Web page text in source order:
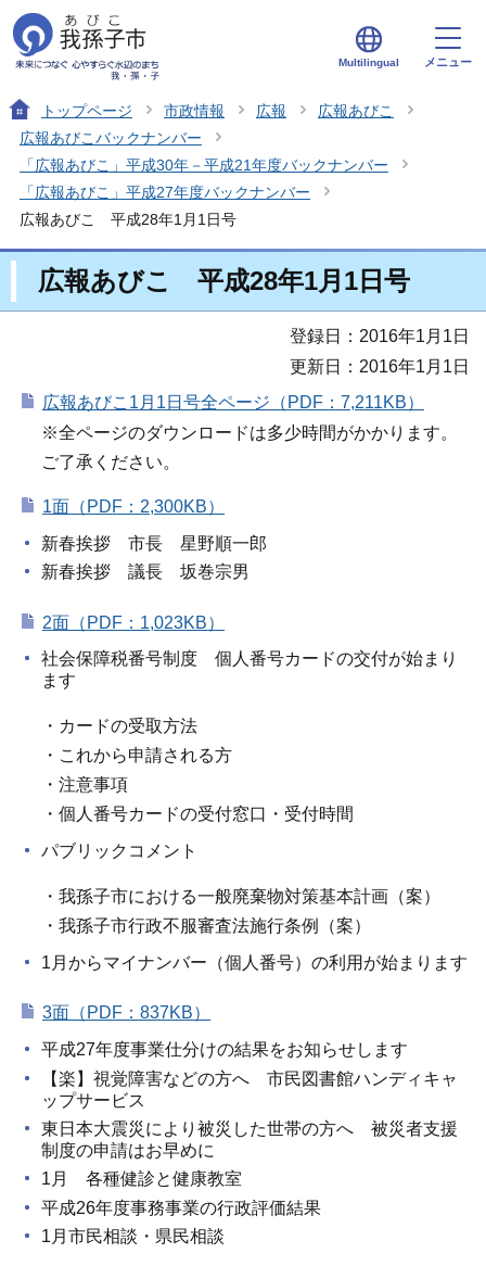
Multilingual メニュー
トップページ 市政情報 広報
広報あびこ
広報あびこバックナンバー
「広報あびこ」平成30年－平成21年度バックナンバー
「広報あびこ」平成27年度バックナンバー
広報あびこ 平成28年1月1日号
広報あびこ 平成28年1月1日号
登録日：2016年1月1日
更新日：2016年1月1日
広報あびこ1月1日号全ページ（PDF：7,211KB）
※全ページのダウンロードは多少時間がかかります。
ご了承ください。
1面（PDF：2,300KB）
新春挨拶 市長 星野順一郎
新春挨拶 議長 坂巻宗男
2面（PDF：1,023KB）
社会保障税番号制度 個人番号カードの交付が始まり
ます
・カードの受取方法
・これから申請される方
・注意事項
・個人番号カードの受付窓口・受付時間
パブリックコメント
・我孫子市における一般廃棄物対策基本計画（案）
・我孫子市行政不服審査法施行条例（案）
1月からマイナンバー（個人番号）の利用が始まります
3面（PDF：837KB）
平成27年度事業仕分けの結果をお知らせします
【楽】視覚障害などの方へ 市民図書館ハンディキャ
ップサービス
東日本大震災により被災した世帯の方へ 被災者支援
制度の申請はお早めに
1月 各種健診と健康教室
平成26年度事務事業の行政評価結果
1月市民相談・県民相談